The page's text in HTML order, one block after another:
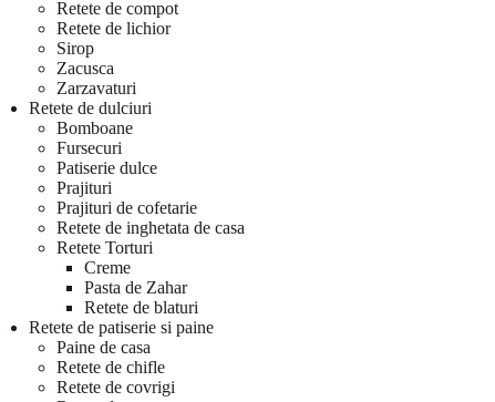
Retete de compot
Retete de lichior
Sirop
Zacusca
Zarzavaturi
Retete de dulciuri
Bomboane
Fursecuri
Patiserie dulce
Prajituri
Prajituri de cofetarie
Retete de inghetata de casa
Retete Torturi
Creme
Pasta de Zahar
Retete de blaturi
Retete de patiserie si paine
Paine de casa
Retete de chifle
Retete de covrigi